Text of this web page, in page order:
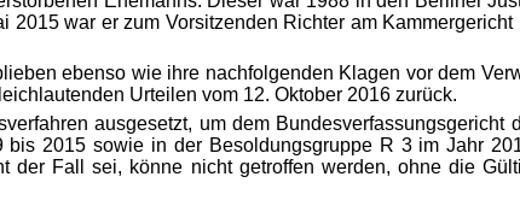
war er zum Vorsitzenden Richter am
ebenso wie ihre nachfolgenden Klagen vor dem
Urteilen vom 12. Oktober 2016 zurück.
ausgesetzt, um dem Bundesverfassungsgericht
2015 sowie in der Besoldungsgruppe R 3 im Jahr
Fall sei, könne nicht getroffen werden, ohne die